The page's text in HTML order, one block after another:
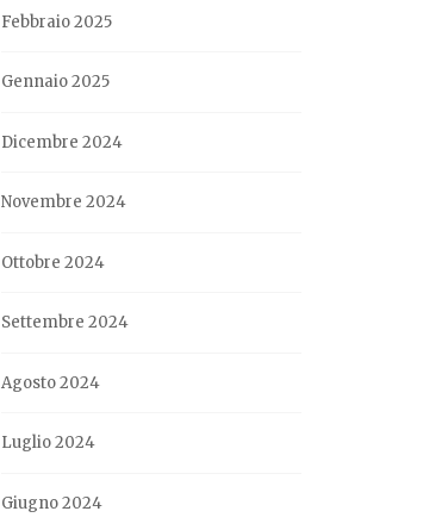
Febbraio 2025
Gennaio 2025
Dicembre 2024
Novembre 2024
Ottobre 2024
Settembre 2024
Agosto 2024
Luglio 2024
Giugno 2024